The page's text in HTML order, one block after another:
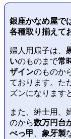
銀座かなめ屋で
各種取り揃えて
婦人用扇子は、
いのものまで常
ザインのものか
ております。た
ズンになります
また、紳士用、
のから数万円台
べっ甲 、 象牙製